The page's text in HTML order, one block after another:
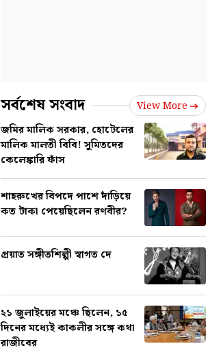
সর্বশেষ সংবাদ View More
জমির মালিক সরকার, হোটেলের
মালিক মালতী বিবি! সুমিতদের
কেলেঙ্কারি ফাঁস
শাহরুখের বিপদে পাশে দাঁড়িয়ে
কত টাকা পেয়েছিলেন রণবীর?
প্রয়াত সঙ্গীতশিল্পী স্বাগত দে
২১ জুলাইয়ের মঞ্চে ছিলেন, ১৫
দিনের মধ্যেই কাকলীর সঙ্গে কথা
রাজীবের